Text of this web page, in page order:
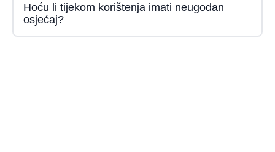
Hoću li tijekom korištenja imati neugodan
osjećaj?